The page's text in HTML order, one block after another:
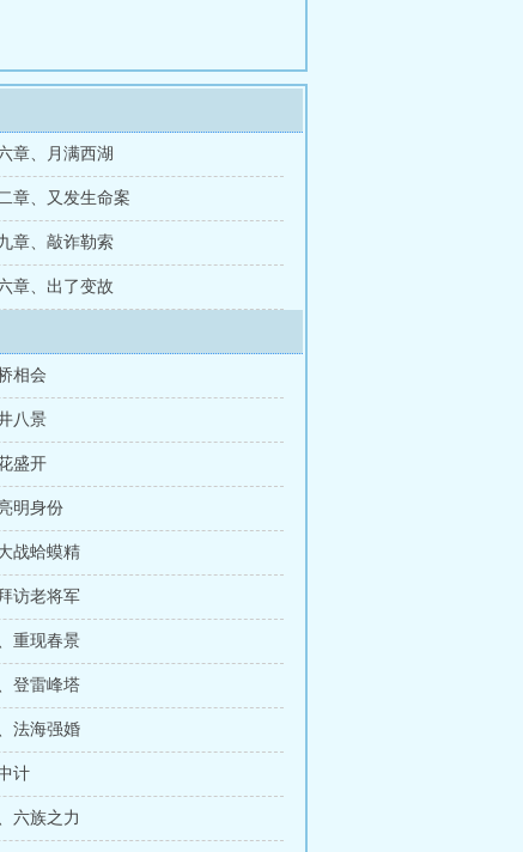
章、月满西湖
章、又发生命案
章、敲诈勒索
章、出了变故
相会
八景
盛开
明身份
战蛤蟆精
访老将军
重现春景
登雷峰塔
法海强婚
计
六族之力